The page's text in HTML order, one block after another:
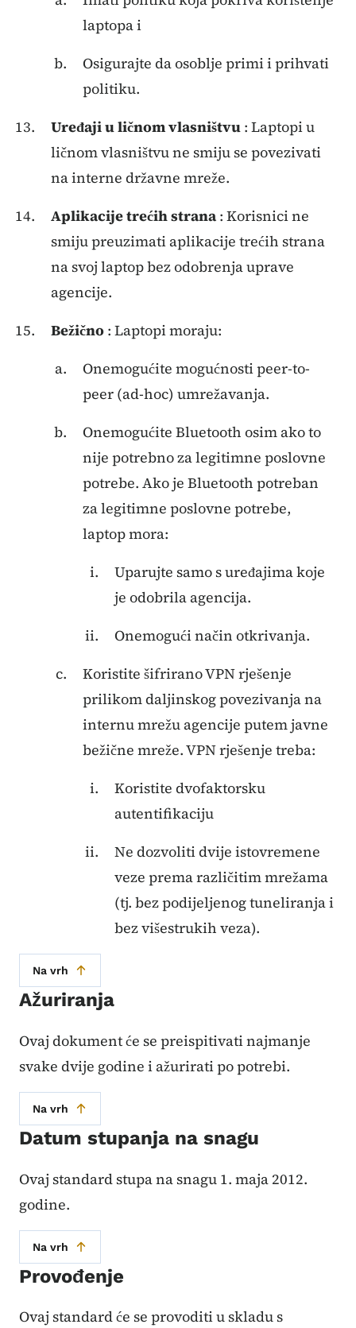
laptopa i
Osigurajte da osoblje primi i prihvati
politiku.
Uređaji u ličnom vlasništvu : Laptopi u
ličnom vlasništvu ne smiju se povezivati ​​
na interne državne mreže.
Aplikacije trećih strana : Korisnici ne
smiju preuzimati aplikacije trećih strana
na svoj laptop bez odobrenja uprave
agencije.
Bežično : Laptopi moraju:
Onemogućite mogućnosti peer-to-
peer (ad-hoc) umrežavanja.
Onemogućite Bluetooth osim ako to
nije potrebno za legitimne poslovne
potrebe. Ako je Bluetooth potreban
za legitimne poslovne potrebe,
laptop mora:
Uparujte samo s uređajima koje
je odobrila agencija.
Onemogući način otkrivanja.
Koristite šifrirano VPN rješenje
prilikom daljinskog povezivanja na
internu mrežu agencije putem javne
bežične mreže. VPN rješenje treba:
Koristite dvofaktorsku
autentifikaciju
Ne dozvoliti dvije istovremene
veze prema različitim mrežama
(tj. bez podijeljenog tuneliranja i
bez višestrukih veza).
Na vrh
Ažuriranja
Ovaj dokument će se preispitivati ​​najmanje
svake dvije godine i ažurirati po potrebi.
Na vrh
Datum stupanja na snagu
Ovaj standard stupa na snagu 1. maja 2012.
godine.
Na vrh
Provođenje
Ovaj standard će se provoditi u skladu s